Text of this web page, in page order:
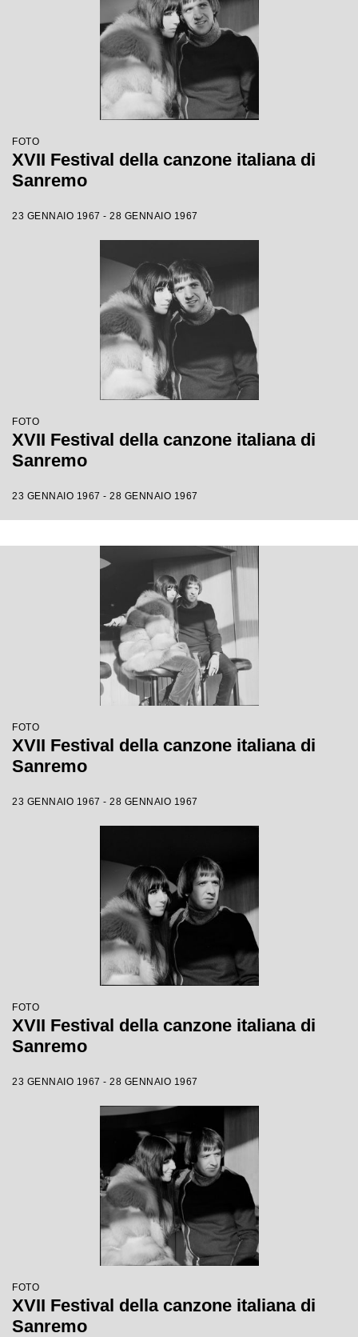
FOTO
XVII Festival della canzone italiana di
Sanremo
23 GENNAIO 1967 - 28 GENNAIO 1967
FOTO
XVII Festival della canzone italiana di
Sanremo
23 GENNAIO 1967 - 28 GENNAIO 1967
FOTO
XVII Festival della canzone italiana di
Sanremo
23 GENNAIO 1967 - 28 GENNAIO 1967
FOTO
XVII Festival della canzone italiana di
Sanremo
23 GENNAIO 1967 - 28 GENNAIO 1967
FOTO
XVII Festival della canzone italiana di
Sanremo